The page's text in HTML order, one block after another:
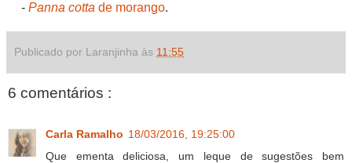
- Panna cotta de morango.
Publicado por Laranjinha às 11:55
6 comentários :
Carla Ramalho 18/03/2016, 19:25:00
Que ementa deliciosa, um leque de sugestões bem